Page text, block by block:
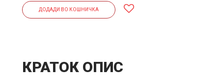
ДОДАДИ ВО КОШНИЧКА
КРАТОК ОПИС